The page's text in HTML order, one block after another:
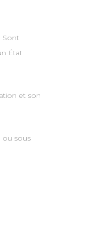
Sont
État
et son
ou sous